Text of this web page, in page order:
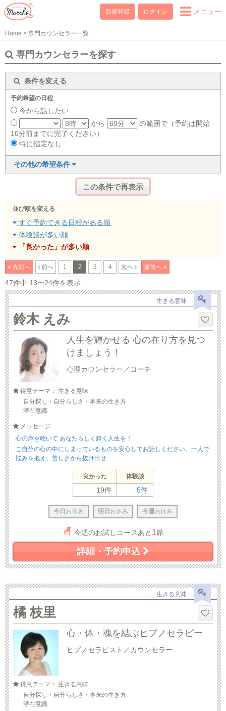
新規登録 ログイン メニュー
Home > 専門カウンセラー一覧
専門カウンセラーを探す
条件を変える
予約希望の日程
今から話したい
から
の範囲で（予約は開始
10分前までに完了ください）
特に指定なし
その他の希望条件
並び順を変える
すぐ予約できる日程がある順
体験談が多い順
「良かった」が多い順
先頭へ 前へ 1 2 3 4 次へ 最後へ
47件中 13〜24件を表示
生きる意味
鈴木 えみ
人生を輝かせる 心の在り方を見つ
けましょう！
心理カウンセラー／コーチ
得意テーマ： 生きる意味
自分探し・自分らしさ・本来の生き方
潜在意識
メッセージ
心の声を聴いて あなたらしく輝く人生を！
ご自分の心の中にしまっているものを安心してお話しください。一人で
悩みを抱え、苦しさから抜け出せ...
良かった 体験談
19件 5件
今日 お休み 明日 お休み 今週 お休み
今週のお試しコースあと 1席
詳細・予約申込
生きる意味
橘 枝里
心・体・魂を結ぶヒプノセラピー
ヒプノセラピスト／カウンセラー
得意テーマ： 生きる意味
自分探し・自分らしさ・本来の生き方
潜在意識